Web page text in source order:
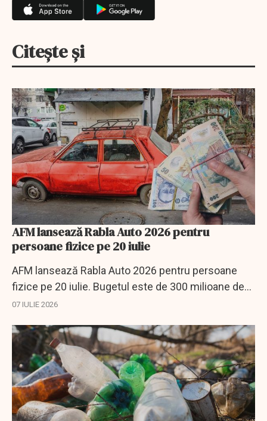
Citește și
AFM lansează Rabla Auto 2026 pentru
persoane fizice pe 20 iulie
AFM lansează Rabla Auto 2026 pentru persoane
fizice pe 20 iulie. Bugetul este de 300 milioane de
lei, iar ecotichetele ajung până la 18.500 de lei.
07 IULIE 2026